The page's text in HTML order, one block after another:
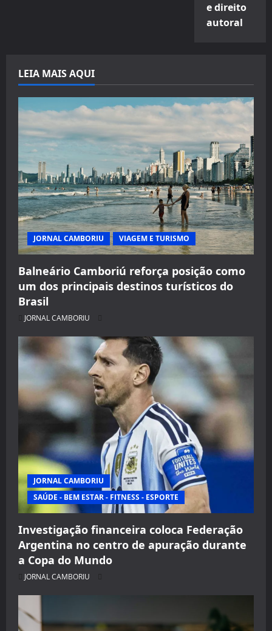
e direito
autoral
LEIA MAIS AQUI
JORNAL CAMBORIU VIAGEM E TURISMO
Balneário Camboriú reforça posição como
um dos principais destinos turísticos do
Brasil
JORNAL CAMBORIU
JORNAL CAMBORIU
SAÚDE - BEM ESTAR - FITNESS - ESPORTE
Investigação financeira coloca Federação
Argentina no centro de apuração durante
a Copa do Mundo
JORNAL CAMBORIU